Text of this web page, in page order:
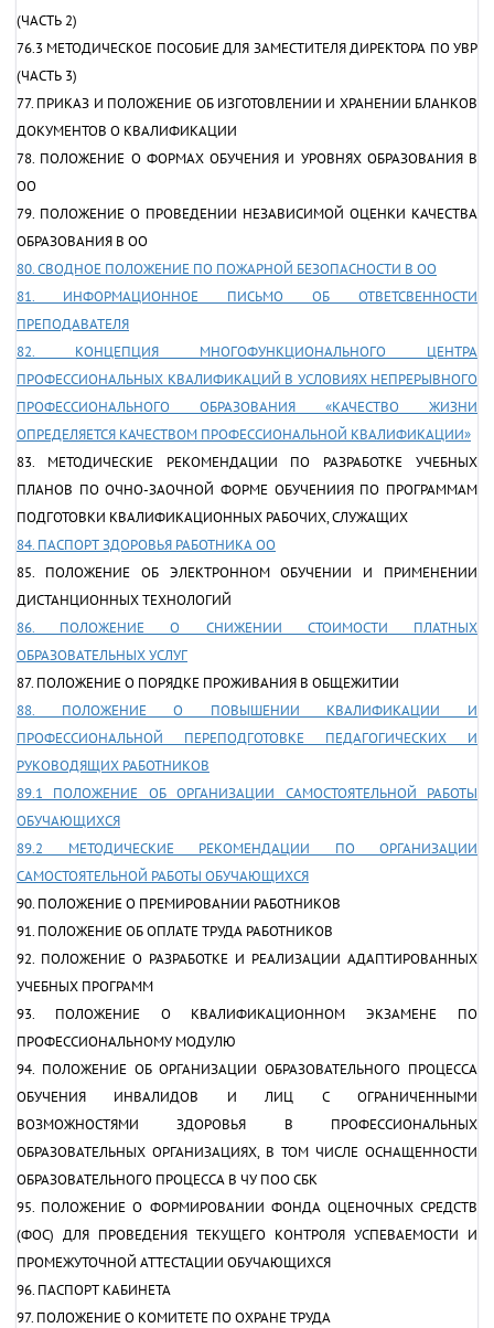
(ЧАСТЬ 2)
76.3 МЕТОДИЧЕСКОЕ ПОСОБИЕ ДЛЯ ЗАМЕСТИТЕЛЯ ДИРЕКТОРА ПО УВР
(ЧАСТЬ 3)
77. ПРИКАЗ И ПОЛОЖЕНИЕ ОБ ИЗГОТОВЛЕНИИ И ХРАНЕНИИ БЛАНКОВ
ДОКУМЕНТОВ О КВАЛИФИКАЦИИ
78. ПОЛОЖЕНИЕ О ФОРМАХ ОБУЧЕНИЯ И УРОВНЯХ ОБРАЗОВАНИЯ В
ОО
79. ПОЛОЖЕНИЕ О ПРОВЕДЕНИИ НЕЗАВИСИМОЙ ОЦЕНКИ КАЧЕСТВА
ОБРАЗОВАНИЯ В ОО
80. СВОДНОЕ ПОЛОЖЕНИЕ ПО ПОЖАРНОЙ БЕЗОПАСНОСТИ В ОО
81. ИНФОРМАЦИОННОЕ ПИСЬМО ОБ ОТВЕТСВЕННОСТИ
ПРЕПОДАВАТЕЛЯ
82. КОНЦЕПЦИЯ МНОГОФУНКЦИОНАЛЬНОГО ЦЕНТРА
ПРОФЕССИОНАЛЬНЫХ КВАЛИФИКАЦИЙ В УСЛОВИЯХ НЕПРЕРЫВНОГО
ПРОФЕССИОНАЛЬНОГО ОБРАЗОВАНИЯ «КАЧЕСТВО ЖИЗНИ
ОПРЕДЕЛЯЕТСЯ КАЧЕСТВОМ ПРОФЕССИОНАЛЬНОЙ КВАЛИФИКАЦИИ»
83. МЕТОДИЧЕСКИЕ РЕКОМЕНДАЦИИ ПО РАЗРАБОТКЕ УЧЕБНЫХ
ПЛАНОВ ПО ОЧНО-ЗАОЧНОЙ ФОРМЕ ОБУЧЕНИИЯ ПО ПРОГРАММАМ
ПОДГОТОВКИ КВАЛИФИКАЦИОННЫХ РАБОЧИХ, СЛУЖАЩИХ
84. ПАСПОРТ ЗДОРОВЬЯ РАБОТНИКА ОО
85. ПОЛОЖЕНИЕ ОБ ЭЛЕКТРОННОМ ОБУЧЕНИИ И ПРИМЕНЕНИИ
ДИСТАНЦИОННЫХ ТЕХНОЛОГИЙ
86. ПОЛОЖЕНИЕ О СНИЖЕНИИ СТОИМОСТИ ПЛАТНЫХ
ОБРАЗОВАТЕЛЬНЫХ УСЛУГ
87. ПОЛОЖЕНИЕ О ПОРЯДКЕ ПРОЖИВАНИЯ В ОБЩЕЖИТИИ
88. ПОЛОЖЕНИЕ О ПОВЫШЕНИИ КВАЛИФИКАЦИИ И
ПРОФЕССИОНАЛЬНОЙ ПЕРЕПОДГОТОВКЕ ПЕДАГОГИЧЕСКИХ И
РУКОВОДЯЩИХ РАБОТНИКОВ
89.1 ПОЛОЖЕНИЕ ОБ ОРГАНИЗАЦИИ САМОСТОЯТЕЛЬНОЙ РАБОТЫ
ОБУЧАЮЩИХСЯ
89.2 МЕТОДИЧЕСКИЕ РЕКОМЕНДАЦИИ ПО ОРГАНИЗАЦИИ
САМОСТОЯТЕЛЬНОЙ РАБОТЫ ОБУЧАЮЩИХСЯ
90. ПОЛОЖЕНИЕ О ПРЕМИРОВАНИИ РАБОТНИКОВ
91. ПОЛОЖЕНИЕ ОБ ОПЛАТЕ ТРУДА РАБОТНИКОВ
92. ПОЛОЖЕНИЕ О РАЗРАБОТКЕ И РЕАЛИЗАЦИИ АДАПТИРОВАННЫХ
УЧЕБНЫХ ПРОГРАММ
93. ПОЛОЖЕНИЕ О КВАЛИФИКАЦИОННОМ ЭКЗАМЕНЕ ПО
ПРОФЕССИОНАЛЬНОМУ МОДУЛЮ
94. ПОЛОЖЕНИЕ ОБ ОРГАНИЗАЦИИ ОБРАЗОВАТЕЛЬНОГО ПРОЦЕССА
ОБУЧЕНИЯ ИНВАЛИДОВ И ЛИЦ С ОГРАНИЧЕННЫМИ
ВОЗМОЖНОСТЯМИ ЗДОРОВЬЯ В ПРОФЕССИОНАЛЬНЫХ
ОБРАЗОВАТЕЛЬНЫХ ОРГАНИЗАЦИЯХ, В ТОМ ЧИСЛЕ ОСНАЩЕННОСТИ
ОБРАЗОВАТЕЛЬНОГО ПРОЦЕССА В ЧУ ПОО СБК
95. ПОЛОЖЕНИЕ О ФОРМИРОВАНИИ ФОНДА ОЦЕНОЧНЫХ СРЕДСТВ
(ФОС) ДЛЯ ПРОВЕДЕНИЯ ТЕКУЩЕГО КОНТРОЛЯ УСПЕВАЕМОСТИ И
ПРОМЕЖУТОЧНОЙ АТТЕСТАЦИИ ОБУЧАЮЩИХСЯ
96. ПАСПОРТ КАБИНЕТА
97. ПОЛОЖЕНИЕ О КОМИТЕТЕ ПО ОХРАНЕ ТРУДА